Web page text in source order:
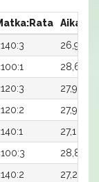
Aika
26,9
28,6
27,9
27,9
27,1
28,8
27,2